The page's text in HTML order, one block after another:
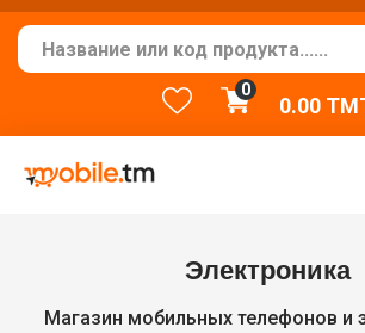
0
0.00
Электроника
Магазин мобильных телефонов и